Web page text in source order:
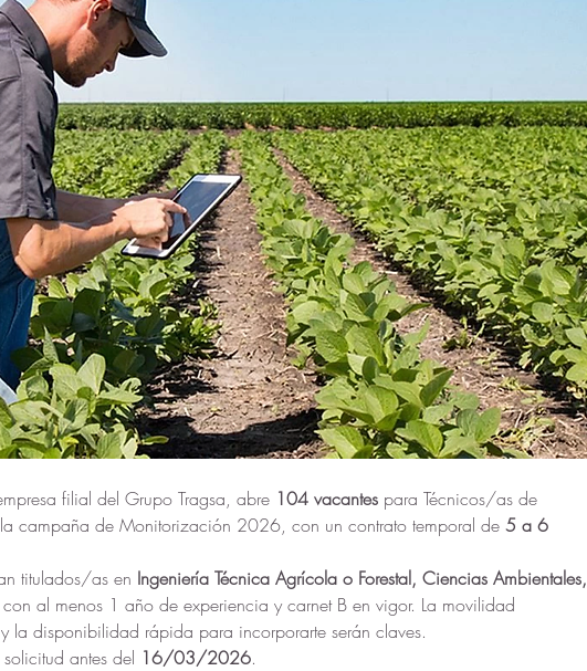
filial del Grupo Tragsa, abre 104 vacantes para Técnicos/as de
campaña de Monitorización 2026, con un contrato temporal de 5 a 6
titulados/as en Ingeniería Técnica Agrícola o Forestal, Ciencias Ambientales,
al menos 1 año de experiencia y carnet B en vigor. La movilidad
la disponibilidad rápida para incorporarte serán claves.
antes del 16/03/2026.